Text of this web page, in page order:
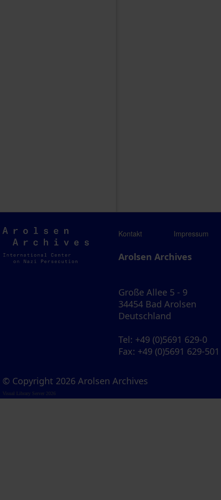
Arolsen
Archives
Kontakt Impressum
Arolsen Archives
Große Allee 5 - 9
34454 Bad Arolsen
Deutschland
Tel: +49 (0)5691 629-0
Fax: +49 (0)5691 629-501
© Copyright 2026 Arolsen Archives
Visual Library Server 2026